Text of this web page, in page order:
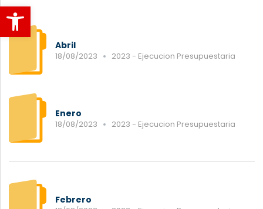
Abrir barra de herramientas
Abril
18/08/2023 2023 - Ejecucion Presupuestaria
Enero
18/08/2023 2023 - Ejecucion Presupuestaria
Febrero